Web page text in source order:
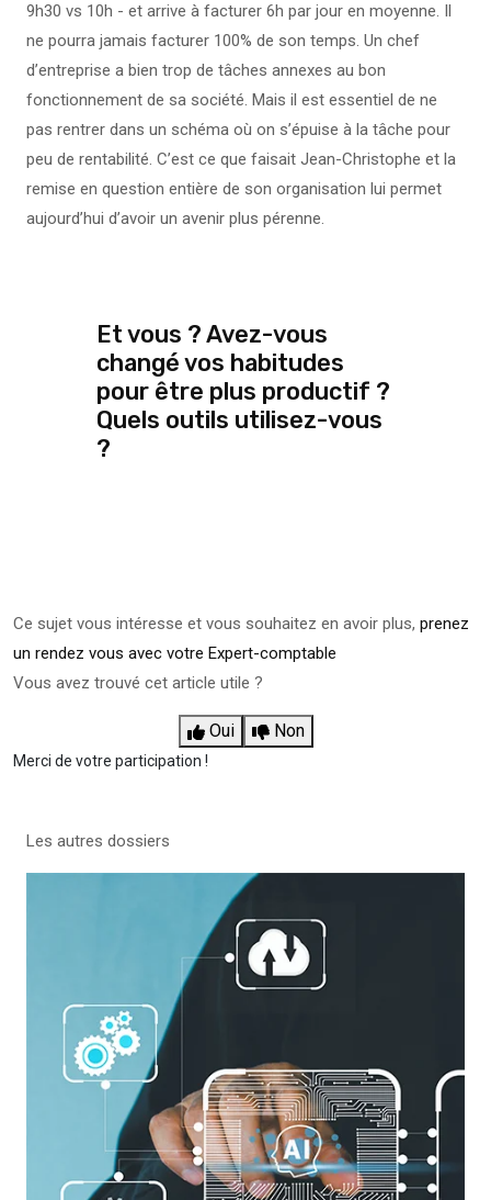
9h30 vs 10h - et arrive à facturer 6h par jour en moyenne. Il
ne pourra jamais facturer 100% de son temps. Un chef
d’entreprise a bien trop de tâches annexes au bon
fonctionnement de sa société. Mais il est essentiel de ne
pas rentrer dans un schéma où on s’épuise à la tâche pour
peu de rentabilité. C’est ce que faisait Jean-Christophe et la
remise en question entière de son organisation lui permet
aujourd’hui d’avoir un avenir plus pérenne.
Et vous ? Avez-vous
changé vos habitudes
pour être plus productif ?
Quels outils utilisez-vous
?
Ce sujet vous intéresse et vous souhaitez en avoir plus, prenez
un rendez vous avec votre Expert-comptable
Vous avez trouvé cet article utile ?
Oui Non
Merci de votre participation !
Les autres dossiers